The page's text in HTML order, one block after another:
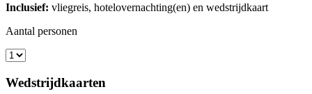
Inclusief: vliegreis, hotelovernachting(en) en wedstrijdkaart
Aantal personen
Wedstrijdkaarten